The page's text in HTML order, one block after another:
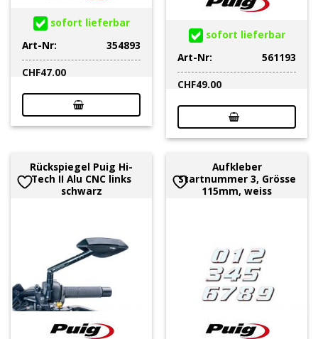
sofort lieferbar
Art-Nr:
354893
CHF47.00
sofort lieferbar
Art-Nr:
561193
CHF49.00
Rückspiegel Puig Hi-
Tech II Alu CNC links
schwarz
Aufkleber
Startnummer 3, Grösse
115mm, weiss